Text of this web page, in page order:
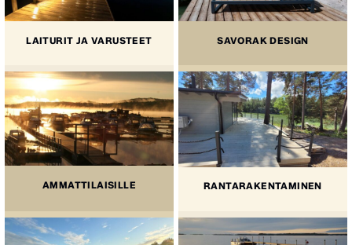
LAITURIT JA VARUSTEET SAVORAK DESIGN
AMMATTILAISILLE RANTARAKENTAMINEN